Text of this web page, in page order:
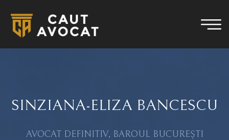
SINZIANA-ELIZA BANCESCU
AVOCAT DEFINITIV, BAROUL BUCUREȘTI